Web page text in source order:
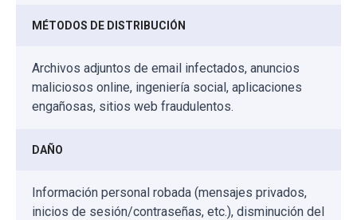
MÉTODOS DE DISTRIBUCIÓN
Archivos adjuntos de email infectados, anuncios
maliciosos online, ingeniería social, aplicaciones
engañosas, sitios web fraudulentos.
DAÑO
Información personal robada (mensajes privados,
inicios de sesión/contraseñas, etc.), disminución del